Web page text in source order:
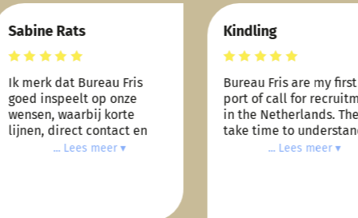
Rats
out
5
Ik merk dat Bureau Fris
goed inspeelt op onze
wensen, waarbij korte
lijnen, direct contact en
snel overleg voor mij key
... Lees meer ▾
Kindling
out
of 5
Bureau Fris are my first
port of call for
in the Netherlands. They
take time to understand
the brief. The quality of
... Lees meer ▾